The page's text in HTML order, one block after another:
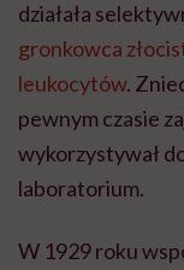
działała
gronkowca
leukocytów.
pewnym czasie
wykorzystywał
laboratorium.
W 1929 roku